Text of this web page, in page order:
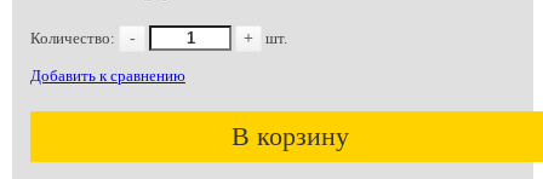
Количество: - + шт.
Добавить к сравнению
В корзину